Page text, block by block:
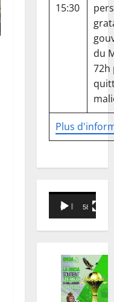
Plus
15:30
du
72h
Lecteur
vidéo
00:00 58:18